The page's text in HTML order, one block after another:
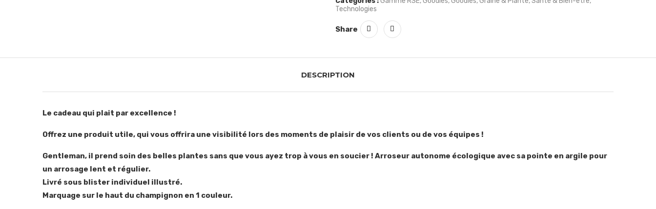
Technologies
Share
DESCRIPTION
Le cadeau qui plait par excellence !
Offrez une produit utile, qui vous offrira une visibilité lors des moments de plaisir de vos clients ou de vos équipes !
Gentleman, il prend soin des belles plantes sans que vous ayez trop à vous en soucier ! Arroseur autonome écologique avec sa pointe en argile pour
un arrosage lent et régulier.
Livré sous blister individuel illustré.
Marquage sur le haut du champignon en 1 couleur.